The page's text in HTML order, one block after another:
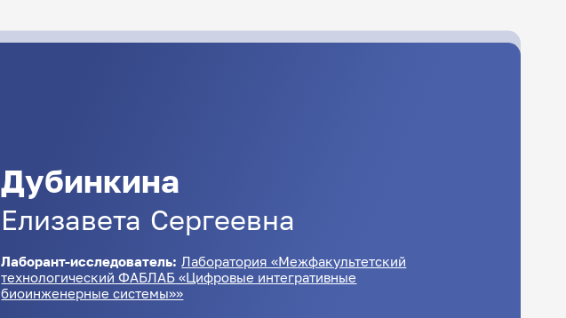
Дубинкина
Елизавета Сергеевна
Лаборант-исследователь: Лаборатория «Межфакультетский
технологический ФАБЛАБ «Цифровые интегративные
биоинженерные системы»»